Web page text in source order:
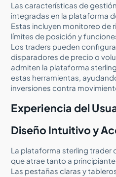
Las características de
integradas en la plataforma
Estas incluyen monitoreo de
límites de posición y
Los traders pueden
disparadores de precio o
admiten la plataforma
estas herramientas,
inversiones contra
Experiencia del
Diseño Intuitivo y
La plataforma sterling trader
que atrae tanto a
Las pestañas claras y